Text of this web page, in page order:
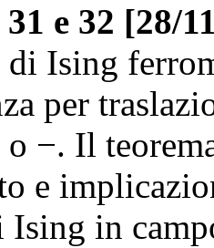
e 32 [28/
Ising
per
−. Il
e
Ising in